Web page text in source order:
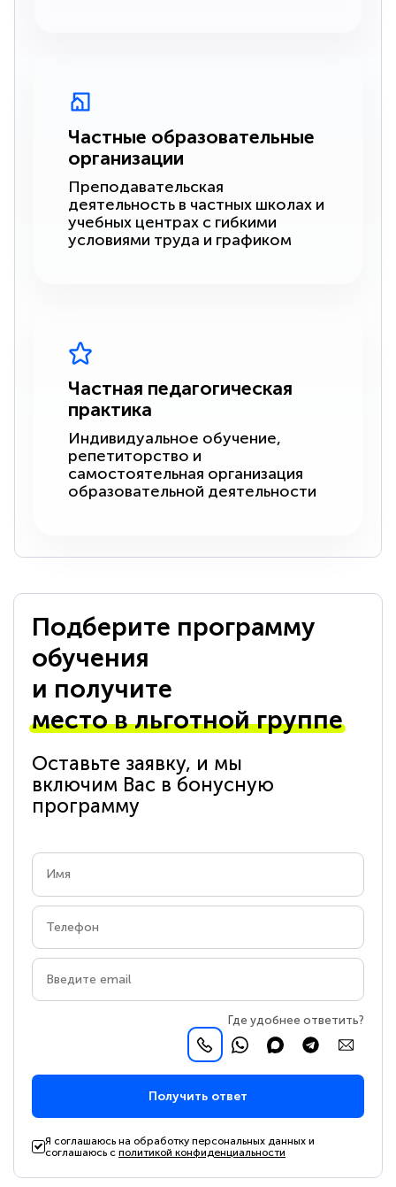
Частные образовательные
организации
Преподавательская
деятельность в частных школах и
учебных центрах с гибкими
условиями труда и графиком
Частная педагогическая
практика
Индивидуальное обучение,
репетиторство и
самостоятельная организация
образовательной деятельности
Подберите программу
обучения
и получите
место в льготной группе
Оставьте заявку, и мы
включим Вас в бонусную
программу
Где удобнее ответить?
Получить ответ
Я соглашаюсь на обработку персональных данных и
соглашаюсь сполитикой конфиденциальности